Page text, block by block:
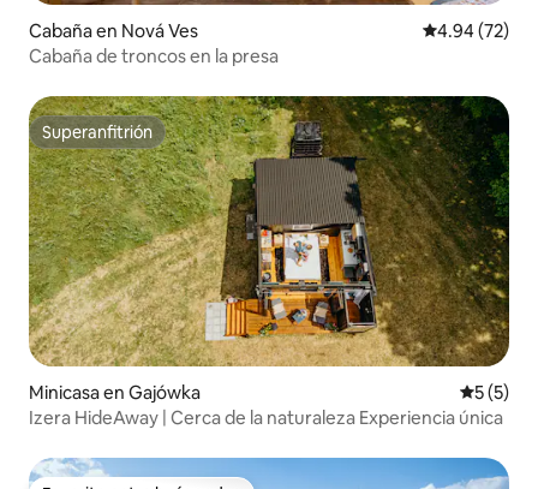
Cabaña en Nová Ves Calificación
4.94 (72)
Cabaña de troncos en la presa
Superanfitrión
Superanfitrión
Minicasa en Gajówka
5 (5)
Izera HideAway | Cerca de la naturaleza Experiencia única